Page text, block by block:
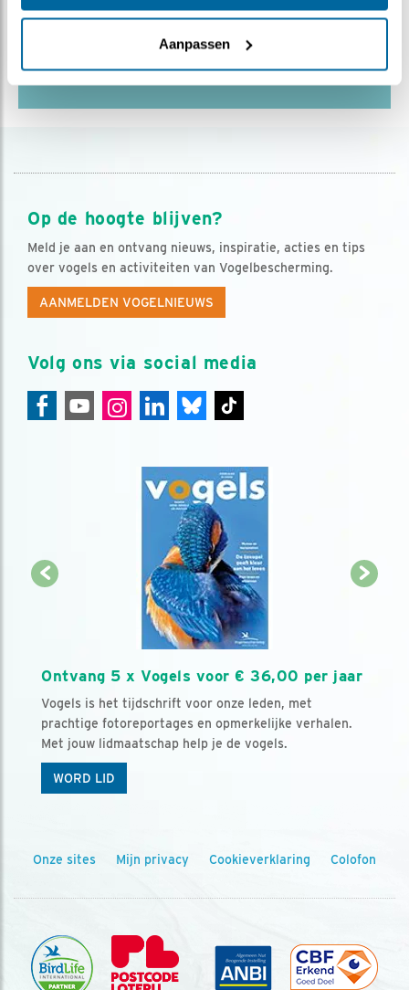
Aanpassen
Binnen/ buiten:
Buiten
Op de hoogte blijven?
Meld je aan en ontvang nieuws, inspiratie, acties en tips
over vogels en activiteiten van Vogelbescherming.
AANMELDEN VOGELNIEUWS
Volg ons via social media
Ontvang 5 x Vogels voor € 36,00 per jaar
Vogels is het tijdschrift voor onze leden, met
prachtige fotoreportages en opmerkelijke verhalen.
Met jouw lidmaatschap help je de vogels.
WORD LID
Onze sites Mijn privacy Cookieverklaring Colofon